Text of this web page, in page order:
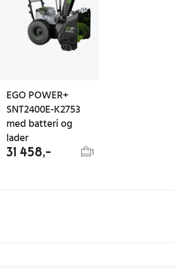
EGO POWER+
SNT2400E-K2753
med batteri og
lader
31 458,- 1